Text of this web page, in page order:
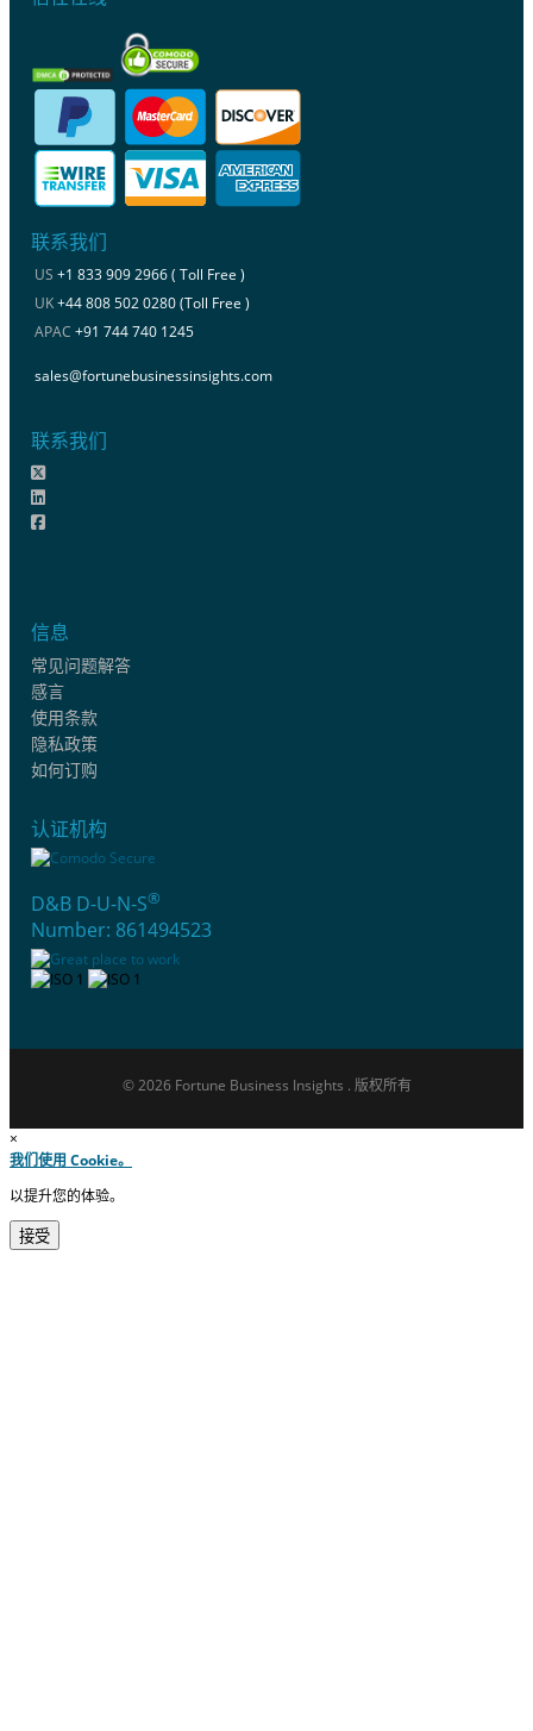
联系我们
US +1 833 909 2966 ( Toll Free )
UK+44 808 502 0280 (Toll Free )
APAC +91 744 740 1245
sales@fortunebusinessinsights.com
联系我们
信息
常见问题解答
感言
使用条款
隐私政策
如何订购
认证机构
D&B D-U-N-S®
Number: 861494523
© 2026 Fortune Business Insights . 版权所有
×
我们使用 Cookie。
以提升您的体验。
接受